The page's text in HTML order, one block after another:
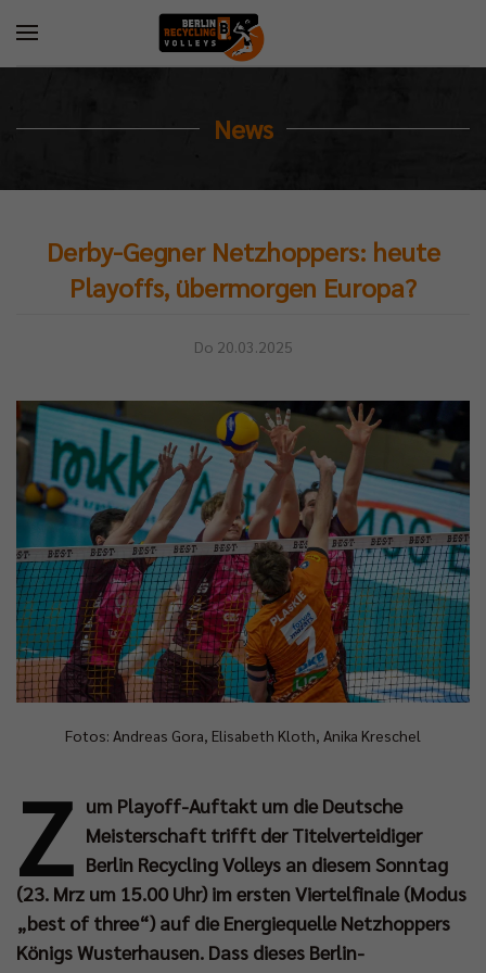
News
Derby-Gegner Netzhoppers: heute
Playoffs, übermorgen Europa?
Do 20.03.2025
Fotos: Andreas Gora, Elisabeth Kloth, Anika Kreschel
Z um Playoff-Auftakt um die Deutsche
Meisterschaft trifft der Titelverteidiger
Berlin Recycling Volleys an diesem Sonntag
(23. Mrz um 15.00 Uhr) im ersten Viertelfinale (Modus
„best of three“) auf die Energiequelle Netzhoppers
Königs Wusterhausen. Dass dieses Berlin-